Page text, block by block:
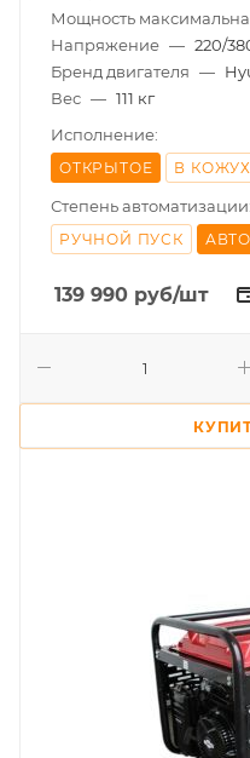
Мощность
Напряжение — 220/
Бренд двигателя —
Вес — 111 кг
Исполнение:
ОТКРЫТОЕ В
Степень автоматизации:
РУЧНОЙ ПУСК
139 990 руб/шт